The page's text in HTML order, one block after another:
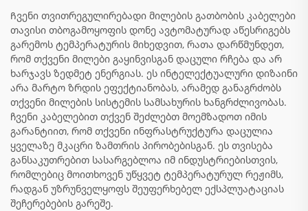
Ჩვენი თვითრეგულირებადი მილების გათბობის კაბელები
თავისი თბოგამოყოფის დონე ავტომატურად აწესრიგებს
გარემოს ტემპერატურის მიხედვით, რათა დარწმუნდეთ,
რომ თქვენი მილები გაყინვისგან დაცული რჩება და არ
ხარჯავს ზედმეტ ენერგიას. ეს ინტელექტუალური დიზაინი
არა მარტო ზრდის ეფექტიანობას, არამედ განაგრძობს
თქვენი მილების სისტემის სამსახურის ხანგრძლივობას.
ჩვენი კაბელებით თქვენ შეძლებთ მოემზადოთ იმის
გარანტიით, რომ თქვენი ინფრასტრუქტურა დაცულია
ყველაზე მკაცრი ზამთრის პირობებისგან. ეს თვისება
განსაკუთრებით სასარგებლოა იმ ინდუსტრიებისთვის,
რომლებიც მოითხოვენ უწყვეტ ტემპერატურულ რეჟიმს,
რადგან უზრუნველყოფს შეუფერხებელ ექსპლუატაციას
შეჩერებების გარეშე.